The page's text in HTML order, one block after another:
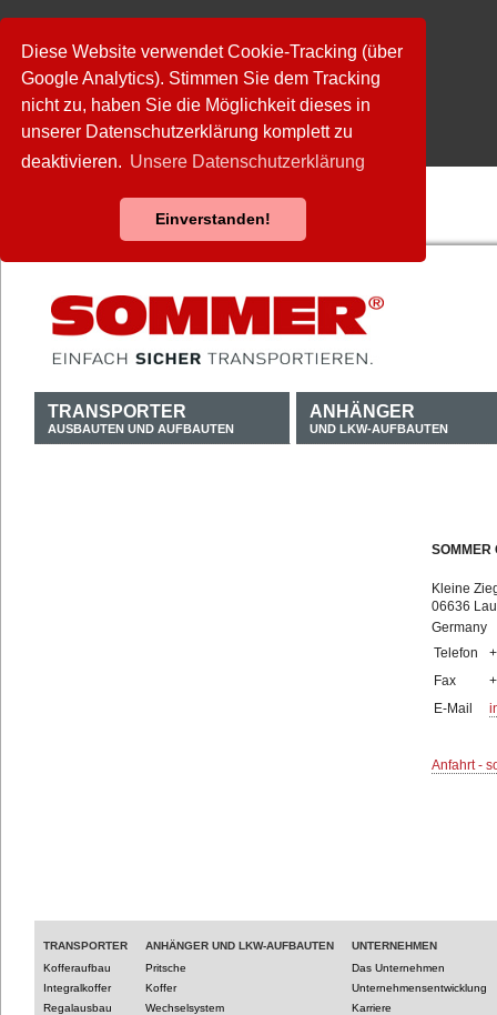
Diese Website verwendet Cookie-Tracking (über
Google Analytics). Stimmen Sie dem Tracking
nicht zu, haben Sie die Möglichkeit dieses in
unserer Datenschutzerklärung komplett zu
deaktivieren. Unsere Datenschutzerklärung
Einverstanden!
TRANSPORTER
AUSBAUTEN UND AUFBAUTEN
ANHÄNGER
UND LKW-AUFBAUTEN
SOMMER
Kleine
06636
Germany
Telefon
Fax
E-Mail
Anfahrt -
TRANSPORTER
Kofferaufbau
Integralkoffer
Regalausbau
ANHÄNGER UND LKW-AUFBAUTEN
Pritsche
Koffer
Wechselsystem
UNTERNEHMEN
Das Unternehmen
Unternehmensentwicklung
Karriere